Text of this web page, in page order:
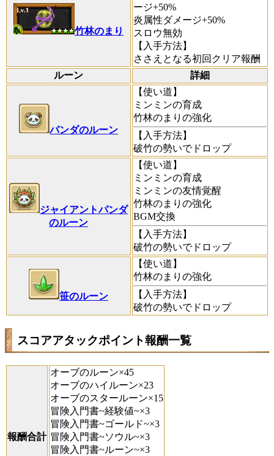
竹林のまり
ージ+50%
炎属性ダメージ+50%
スロウ無効
【入手方法】
ささえとなる初回クリア報酬
ルーン
詳細
パンダのルーン
【使い道】
ミンミンの育成
竹林のまりの強化
【入手方法】
破竹の勢いでドロップ
ジャイアントパンダ
のルーン
【使い道】
ミンミンの育成
ミンミンの友情覚醒
竹林のまりの強化
BGM交換
【入手方法】
破竹の勢いでドロップ
笹のルーン
【使い道】
竹林のまりの強化
【入手方法】
破竹の勢いでドロップ
スコアアタックポイント報酬一覧
報酬合計
オーブのルーン×45
オーブのハイルーン×23
オーブのスタールーン×15
冒険入門書~経験値~×3
冒険入門書~ゴールド~×3
冒険入門書~ソウル~×3
冒険入門書~ルーン~×3